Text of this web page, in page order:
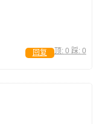
顶: 0 踩: 0
回复